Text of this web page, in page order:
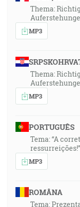
Thema:
MP3
Thema:
MP3
PORTUGUÊS
Tema: “A
ressurreições!”
MP3
ROMÂNA
Tema: